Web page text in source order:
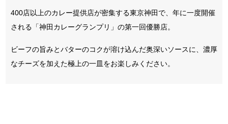
400店以上のカレー提供店が密集する東京神田で、年に一度開催
される「神田カレーグランプリ」の第一回優勝店。
ビーフの旨みとバターのコクが溶け込んだ奥深いソースに、濃厚
なチーズを加えた極上の一皿をお楽しみください。